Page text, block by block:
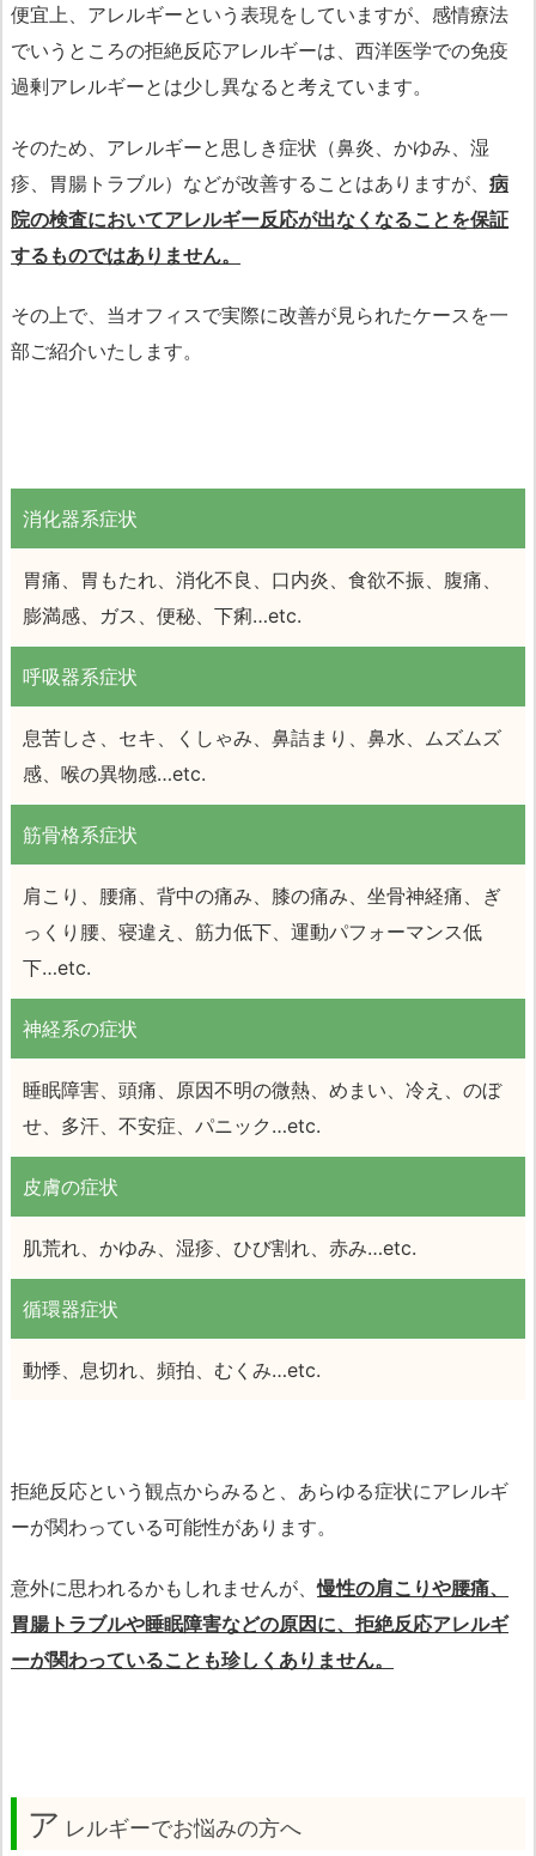
便宜上、アレルギーという表現をしていますが、感情療法
でいうところの拒絶反応アレルギーは、西洋医学での免疫
過剰アレルギーとは少し異なると考えています。
そのため、アレルギーと思しき症状（鼻炎、かゆみ、湿
疹、胃腸トラブル）などが改善することはありますが、 病
院の検査においてアレルギー反応が出なくなることを保証
するものではありません。
その上で、当オフィスで実際に改善が見られたケースを一
部ご紹介いたします。
消化器系症状
胃痛、胃もたれ、消化不良、口内炎、食欲不振、腹痛、
膨満感、ガス、便秘、下痢…etc.
呼吸器系症状
息苦しさ、セキ、くしゃみ、鼻詰まり、鼻水、ムズムズ
感、喉の異物感…etc.
筋骨格系症状
肩こり、腰痛、背中の痛み、膝の痛み、坐骨神経痛、ぎ
っくり腰、寝違え、筋力低下、運動パフォーマンス低
下…etc.
神経系の症状
睡眠障害、頭痛、原因不明の微熱、めまい、冷え、のぼ
せ、多汗、不安症、パニック…etc.
皮膚の症状
肌荒れ、かゆみ、湿疹、ひび割れ、赤み…etc.
循環器症状
動悸、息切れ、頻拍、むくみ…etc.
拒絶反応という観点からみると、あらゆる症状にアレルギ
ーが関わっている可能性があります。
意外に思われるかもしれませんが、慢性の肩こりや腰痛、
胃腸トラブルや睡眠障害などの原因に、拒絶反応アレルギ
ーが関わっていることも珍しくありません。
ア レルギーでお悩みの方へ